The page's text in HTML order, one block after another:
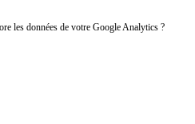
les données de votre Google Analytics ?